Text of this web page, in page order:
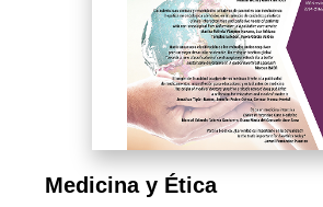
Medicina y Ética